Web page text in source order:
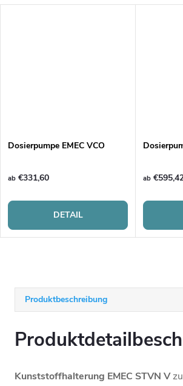
Produktbeschreibung
Kunststoffhalterung EMEC STVN V
Dosierpumpe EMEC VCO
ab €331,60
DETAIL
ab